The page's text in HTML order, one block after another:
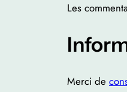
Les
Merci de